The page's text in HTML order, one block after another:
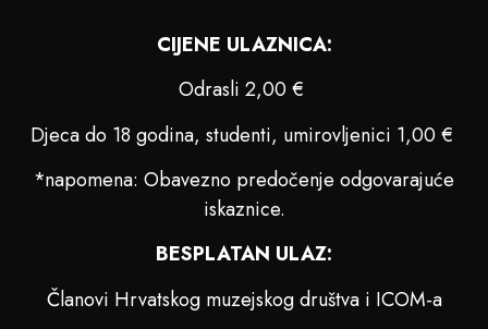
CIJENE ULAZNICA:
Odrasli 2,00 €
Djeca do 18 godina, studenti, umirovljenici 1,00 €
*napomena: Obavezno predočenje odgovarajuće
iskaznice.
BESPLATAN ULAZ:
Članovi Hrvatskog muzejskog društva i ICOM-a